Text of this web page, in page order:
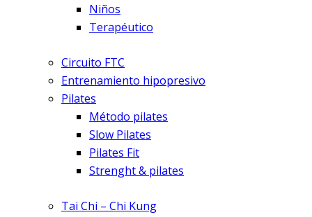
Niños
Terapéutico
Circuito FTC
Entrenamiento hipopresivo
Pilates
Método pilates
Slow Pilates
Pilates Fit
Strenght & pilates
Tai Chi – Chi Kung